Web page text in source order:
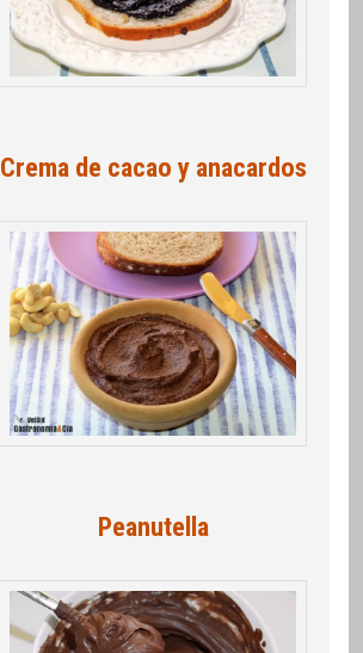
Crema de cacao y anacardos
Peanutella